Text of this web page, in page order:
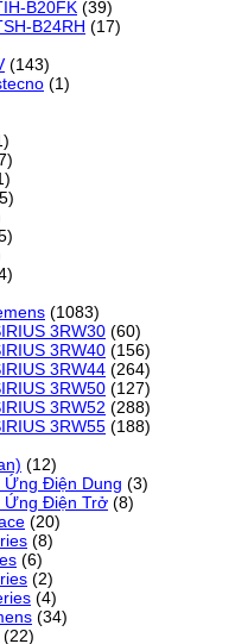
B20FK (39)
B24RH (17)
(143)
(1)
(1083)
3RW30 (60)
3RW40 (156)
3RW44 (264)
3RW50 (127)
3RW52 (288)
3RW55 (188)
(12)
Ứng Điện Dung (3)
Ứng Điện Trở (8)
(20)
(8)
(6)
(2)
(4)
(34)
(22)